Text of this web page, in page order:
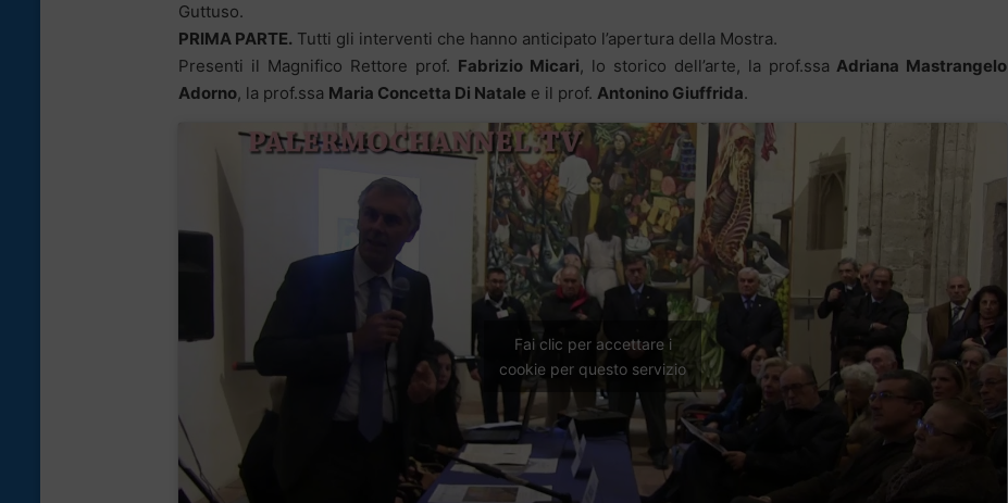
Guttuso.
PRIMA PARTE. Tutti gli interventi che hanno anticipato l’apertura della Mostra.
Presenti il Magnifico Rettore prof. Fabrizio Micari, lo storico dell’arte, la prof.ssa Adriana Mastrangelo
Adorno, la prof.ssa Maria Concetta Di Natale e il prof. Antonino Giuffrida.
Fai clic per accettare i
cookie per questo servizio